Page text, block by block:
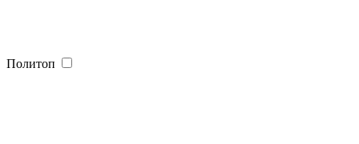
Политоп